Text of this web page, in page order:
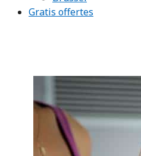
Gratis offertes